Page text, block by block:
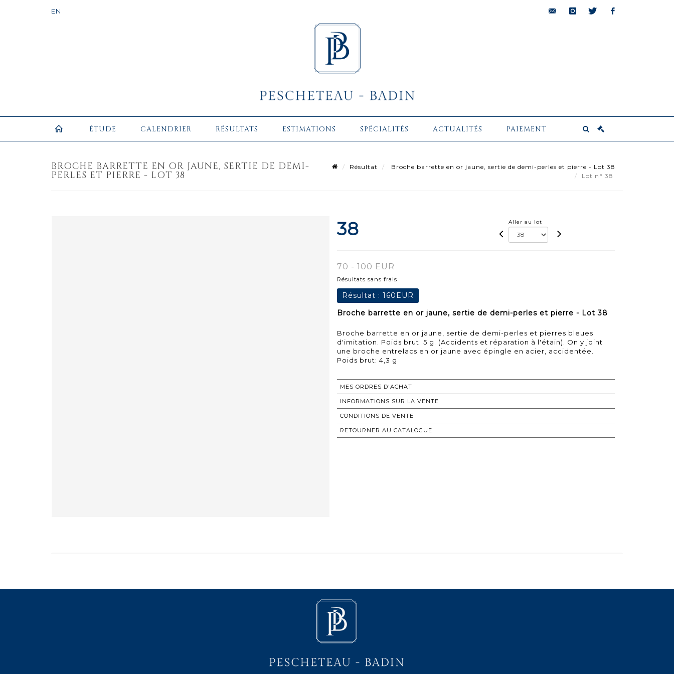
ÉTUDE CALENDRIER RÉSULTATS ESTIMATIONS SPÉCIALITÉS ACTUALITÉS PAIEMENT
BROCHE BARRETTE EN OR JAUNE, SERTIE DE DEMI-
PERLES ET PIERRE - LOT 38
Résultat
Broche barrette en or jaune, sertie de demi-perles et pierre - Lot 38
Lot n° 38
38 Aller au lot
70 - 100 EUR
Résultats sans frais
Résultat : 160EUR
Broche barrette en or jaune, sertie de demi-perles et pierre - Lot 38
Broche barrette en or jaune, sertie de demi-perles et pierres bleues
d'imitation. Poids brut: 5 g. (Accidents et réparation à l'étain). On y joint
une broche entrelacs en or jaune avec épingle en acier, accidentée.
Poids brut: 4,3 g
MES ORDRES D'ACHAT
INFORMATIONS SUR LA VENTE
CONDITIONS DE VENTE
RETOURNER AU CATALOGUE